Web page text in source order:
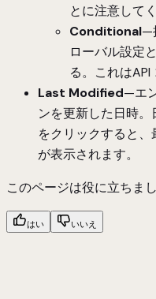
とに注意して
Conditional—
ローバル設定
る。これはAPI
Last Modified—エ
ンを更新した日時
をクリックすると
が表示されます。
このページは役に立ちま
はい いいえ